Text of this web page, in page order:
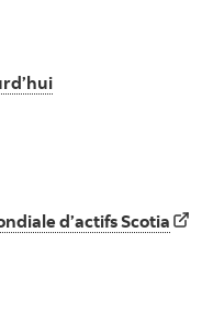
Commencez à
d’actifs Scotia